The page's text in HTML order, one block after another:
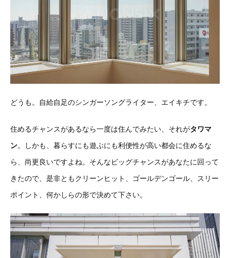
どうも。自給自足のシンガーソングライター、エイキチです。
住めるチャンスがあるなら一度は住んでみたい、それがタワマ
ン。しかも、暮らすにも遊ぶにも利便性が高い都会に住めるな
ら、尚更良いですよね。そんなビッグチャンスがあなたに回って
きたので、是非ともクリーンヒット、ゴールデンゴール、スリー
ポイント、何かしらの形で決めて下さい。